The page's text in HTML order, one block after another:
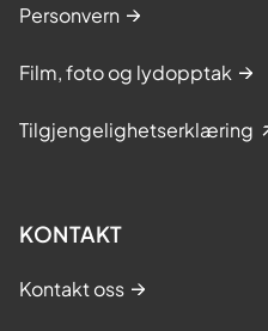
Personvern
Film, foto og lydopptak
Tilgjengelighetserklæring
KONTAKT
Kontakt oss